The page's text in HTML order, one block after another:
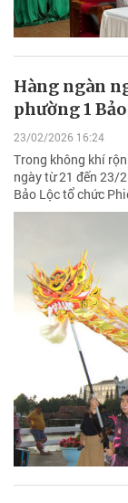
Hàng ngàn
phường 1
23/02/2026 16:24
Trong không khí
ngày từ 21 đến 23/
Bảo Lộc tổ chức